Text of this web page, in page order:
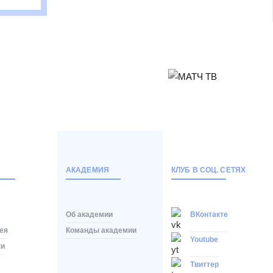
АКАДЕМИЯ
Об академии
Команды академии
КЛУБ В СОЦ. СЕТЯХ
ВКонтакте
Youtube
Твиттер